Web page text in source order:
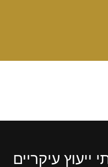
ייעוץ עיקריים